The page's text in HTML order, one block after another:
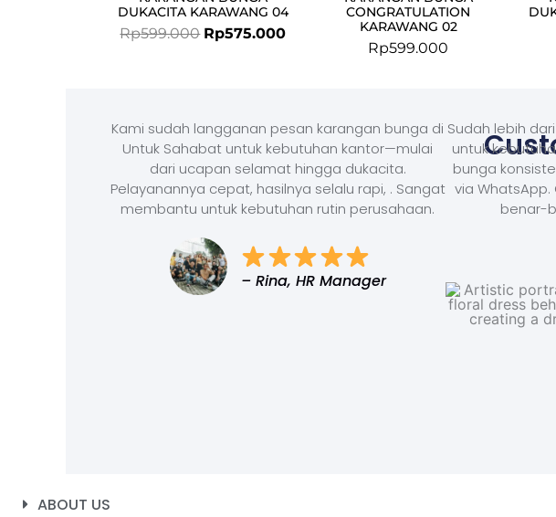
DUKACITA KARAWANG 04
Rp599.000 Rp575.000
CONGRATULATION
KARAWANG 02
Rp599.000
Kami sudah langganan pesan karangan bunga di
Untuk Sahabat untuk kebutuhan kantor—mulai
dari ucapan selamat hingga dukacita.
Pelayanannya cepat, hasilnya selalu rapi, . Sangat
membantu untuk kebutuhan rutin perusahaan.
– Rina, HR Manager
Sudah lebih
untuk
bunga
via
benar-
ABOUT US